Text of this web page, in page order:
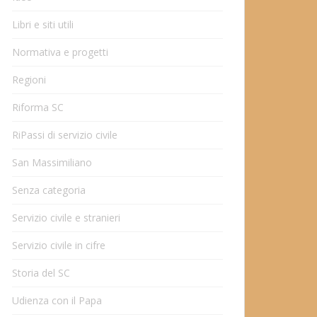
Libri e siti utili
Normativa e progetti
Regioni
Riforma SC
RiPassi di servizio civile
San Massimiliano
Senza categoria
Servizio civile e stranieri
Servizio civile in cifre
Storia del SC
Udienza con il Papa